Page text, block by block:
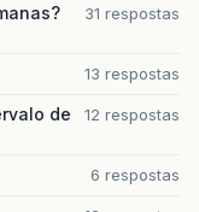
31 respostas
13 respostas
de
12 respostas
6 respostas